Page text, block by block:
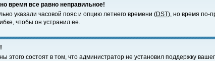
время все равно неправильное!
указали часовой пояс и опцию летнего времени (DST), но время по-
чтобы он устранил ее.
этого состоят в том, что администратор не установил поддержку